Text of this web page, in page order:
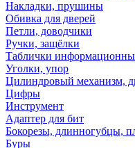
Накладки, прушины
Обивка для дверей
Петли, доводчики
Ручки, защёлки
Таблички
Уголки, упор
Цилиндровый механизм,
Цифры
Инструмент
Адаптер для бит
Бокорезы, длинногубцы,
Буры